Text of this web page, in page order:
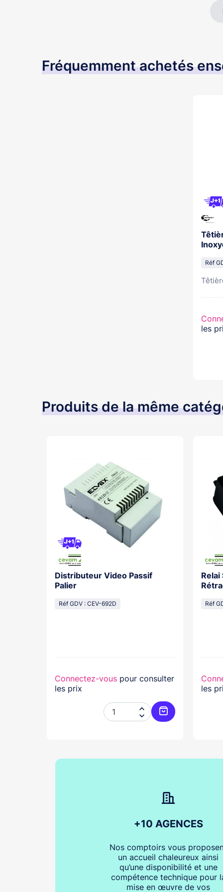
Fréquemment achetés
Réf
les
Produits de la même
Distributeur Video Passif
Palier
Réf GDV : CEV-692D
Connectez-vous pour consulter
les prix


Ajouter au panier
Relai
Réf
les
+10 AGENCES
Nos comptoirs vous
un accueil chaleureux ainsi
qu’une disponibilité et une
compétence technique pour
mise en œuvre de vos